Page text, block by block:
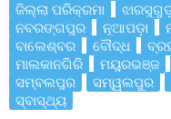
ଜିଲ୍ଲା ପରିକ୍ରମା
ନବରଙ୍ଗପୁର
ନୂଆପଡ଼ା
ବାଲେଶ୍ବର
ବୌଦ୍ଧ
ମାଲକାନଗିରି
ମୟୁରଭଞ୍ଜ
ସମ୍ବଲପୁର
ସମ୍ୱଲପୁର
ସ୍ବାସ୍ଥ୍ୟ